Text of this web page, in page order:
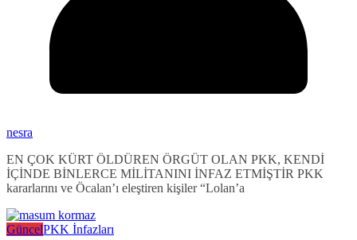
nesra
EN ÇOK KÜRT ÖLDÜREN ÖRGÜT OLAN PKK, KENDİ
İÇİNDE BİNLERCE MİLİTANINI İNFAZ ETMİŞTİR PKK
kararlarını ve Öcalan’ı eleştiren kişiler “Lolan’a
GüncelPKK İnfazları